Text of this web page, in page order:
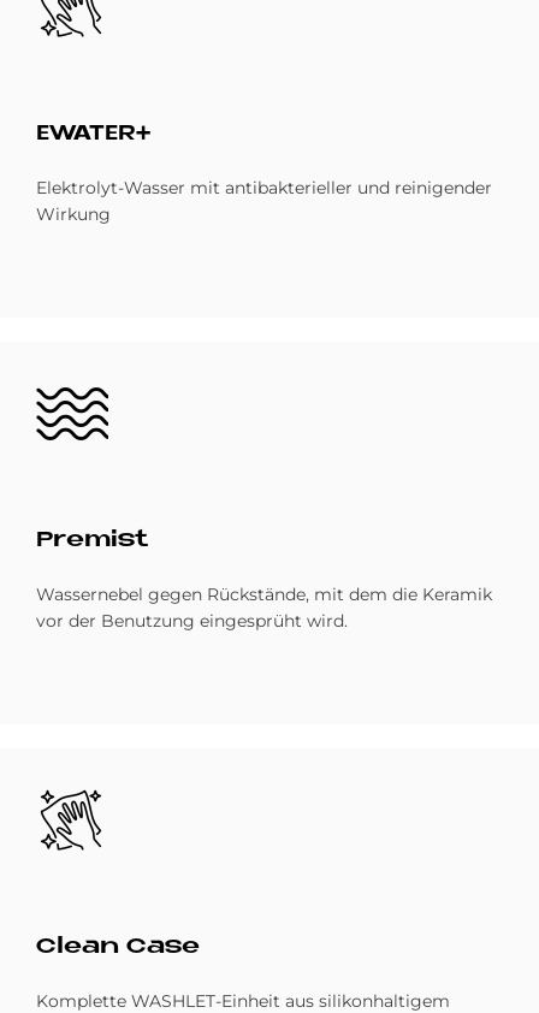
EWA­TER+
Elektrolyt-Wasser mit antibakterieller und reinigender
Wirkung
Bild
Pre­mist
Wassernebel gegen Rückstände, mit dem die Keramik
vor der Benutzung eingesprüht wird.
Bild
Clean Case
Komplette WASHLET-Einheit aus silikonhaltigem